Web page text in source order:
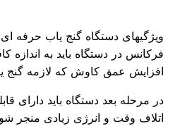
ویژگیهای دستگاه گنج یاب حرفه
فرکانس در دستگاه باید به
افزایش عمق کاوش که لازمه گنج
در مرحله بعد دستگاه باید دارای
اتلاف وقت و انرژی زیادی منجر